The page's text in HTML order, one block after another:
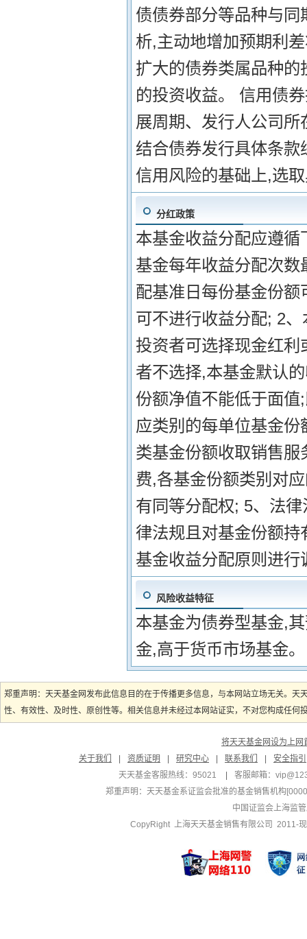
债债券部分等品种与
析,主动地增加预期利
扩大的债券类属品种
的投资收益。 信用债
展周期、发行人公司
结合债券发行具体条
信用风险的基础上,选
分红政策
本基金收益分配应遵
基金每年收益分配次
配基准日每份基金份
可不进行收益分配; 2
投资者可选择现金红
者不选择,本基金默认
份额净值不能低于面
应类别的每单位基金
类基金份额收取销售
费,各基金份额类别对
有同等分配权; 5、法
律法规且对基金份额
基金收益分配原则进
风险收益特征
本基金为债券型基金,
金,高于货币市场基金。
郑重声明：天天基金网发布此信息目的在于传播更多信息，与本网站立场无关。
性、有效性、及时性、原创性等。相关信息并未经过本网站证实，不对您构成任
将天天基金网设为上网
关于我们
资质证明 研究中心 联系我们
安全指引
天天基金客服热线：95021
客服邮箱：
郑重声明： 天天基金系证监会批准的基金销售机构
中国证监会上海监
CopyRight 上海天天基金销售有限公司 2011-